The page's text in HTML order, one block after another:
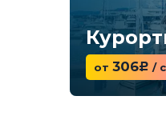
от 306c /